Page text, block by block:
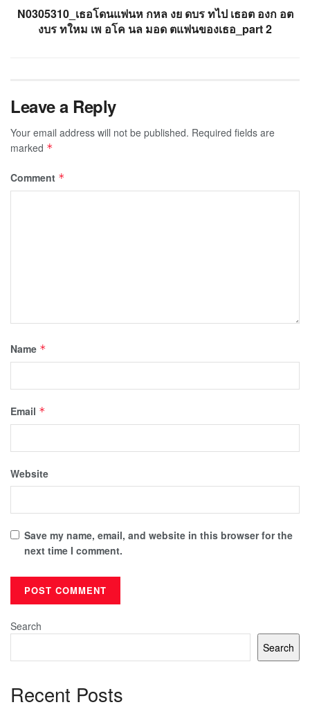
N0305310_เธอโดนแฟนห กหล งย ดบร ทไป เธอต องก อต
งบร ทใหม เพ อโค นล มอด ตแฟนของเธอ_part 2
Leave a Reply
Your email address will not be published. Required fields are
marked *
Comment *
Name *
Email *
Website
Save my name, email, and website in this browser for the
next time I comment.
Search
Search
Recent Posts